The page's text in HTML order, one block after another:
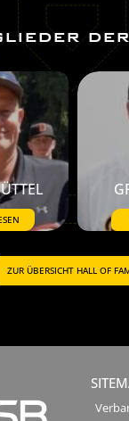
ZUR ÜBERSICHT HALL OF